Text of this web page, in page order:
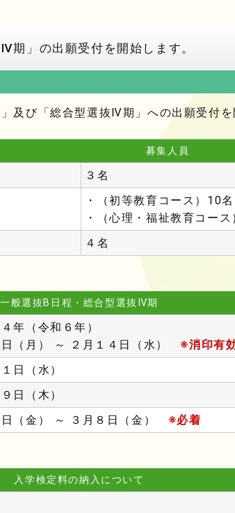
期」の出願受付を開始します。
及び「総合型選抜Ⅳ期」への出願受付
募集人員
３名
・（初等教育コース）10名
・（心理・福祉教育コー
４名
一般選抜B日程・総合型選抜Ⅳ期
年（令和６年）
（月） ～ ２ 月１４日（水） ※消印有
日（水）
日（木）
日（金） ～ ３月８日（金） ※必着
入学検定料の納入について